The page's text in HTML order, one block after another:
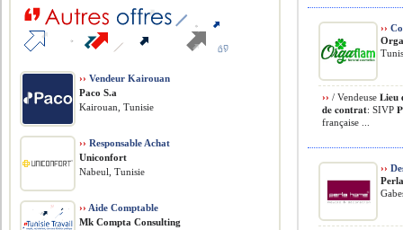
››
›› / Vendeuse
𝐝𝐞 𝐜𝐨𝐧𝐭𝐫𝐚𝐭: SIVP
française ...
››
›› Vendeur Kairouan
Paco S.a
Kairouan, Tunisie
›› Responsable Achat
Uniconfort
Nabeul, Tunisie
›› Aide Comptable
Mk Compta Consulting